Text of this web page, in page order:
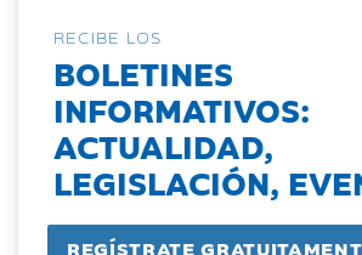
RECIBE LOS
BOLETINES
INFORMATIVOS:
ACTUALIDAD,
LEGISLACIÓN,